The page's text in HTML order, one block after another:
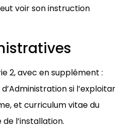
voir son instruction
2, avec en supplément :
si
et curriculum vitae du
l’installation.